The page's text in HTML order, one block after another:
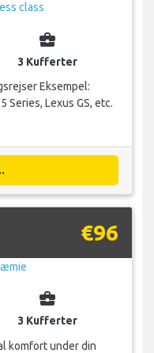
business_center
3 Kufferter
Eksempel:
Series, Lexus GS, etc.
€96
business_center
3 Kufferter
komfort under din